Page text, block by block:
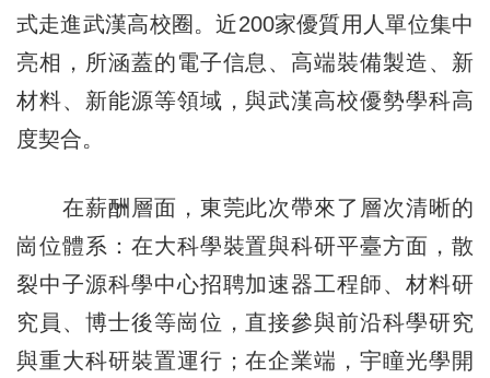
式走進武漢高校圈。近200家優質用人單位集中
亮相，所涵蓋的電子信息、高端裝備製造、新
材料、新能源等領域，與武漢高校優勢學科高
度契合。
在薪酬層面，東莞此次帶來了層次清晰的
崗位體系：在大科學裝置與科研平臺方面，散
裂中子源科學中心招聘加速器工程師、材料研
究員、博士後等崗位，直接參與前沿科學研究
與重大科研裝置運行；在企業端，宇瞳光學開